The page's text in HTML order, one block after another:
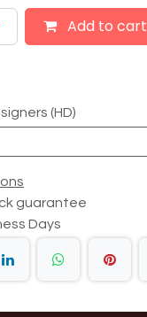
Add to cart
(HD)
guarantee
Days